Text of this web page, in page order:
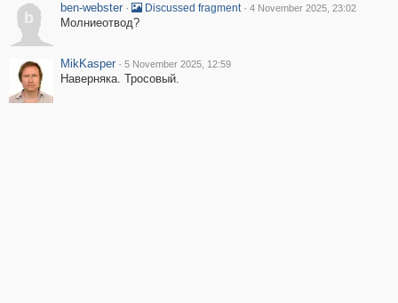
b
ben-webster · Discussed fragment · 4 November 2025, 23:02
Молниеотвод?
MikKasper · 5 November 2025, 12:59
Наверняка. Тросовый.